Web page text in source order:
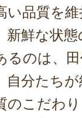
い品質を
新鮮な状
るのは、
自分たち
のこだわ